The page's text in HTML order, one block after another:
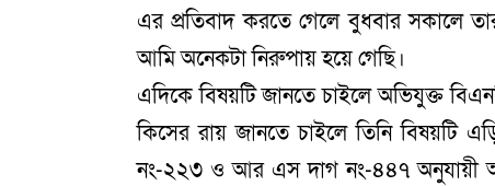
এর প্রতিবাদ করতে গেলে বুধবার সকালে
আমি অনেকটা নিরুপায় হয়ে গেছি।
এদিকে বিষয়টি জানতে চাইলে অভিযুক্ত
কিসের রায় জানতে চাইলে তিনি বিষয়টি
নং-২২৩ ও আর এস দাগ নং-৪৪৭ অনুযায়ী